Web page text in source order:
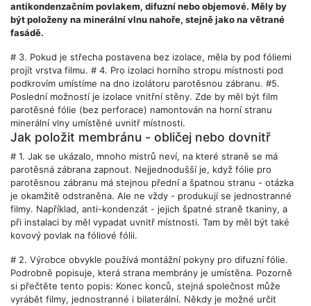
antikondenzačním povlakem, difuzní nebo objemové. Měly by
být položeny na minerální vlnu nahoře, stejně jako na větrané
fasádě.
# 3. Pokud je střecha postavena bez izolace, měla by pod fóliemi
projít vrstva filmu. # 4. Pro izolaci horního stropu místnosti pod
podkrovím umístíme na dno izolátoru parotěsnou zábranu. #5.
Poslední možností je izolace vnitřní stěny. Zde by měl být film
parotěsné fólie (bez perforace) namontován na horní stranu
minerální vlny umístěné uvnitř místnosti.
Jak položit membránu - obličej nebo dovnitř
# 1. Jak se ukázalo, mnoho mistrů neví, na které straně se má
parotěsná zábrana zapnout. Nejjednodušší je, když fólie pro
parotěsnou zábranu má stejnou přední a špatnou stranu - otázka
je okamžitě odstraněna. Ale ne vždy - produkují se jednostranné
filmy. Například, anti-kondenzát - jejich špatné straně tkaniny, a
při instalaci by měl vypadat uvnitř místnosti. Tam by měl být také
kovový povlak na fóliové fólii.
# 2. Výrobce obvykle používá montážní pokyny pro difuzní fólie.
Podrobně popisuje, která strana membrány je umístěna. Pozorně
si přečtěte tento popis: Konec konců, stejná společnost může
vyrábět filmy, jednostranné i bilaterální. Někdy je možné určit